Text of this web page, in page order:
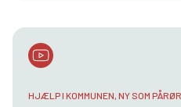
HJÆLP I KOMMUNEN, NY SOM